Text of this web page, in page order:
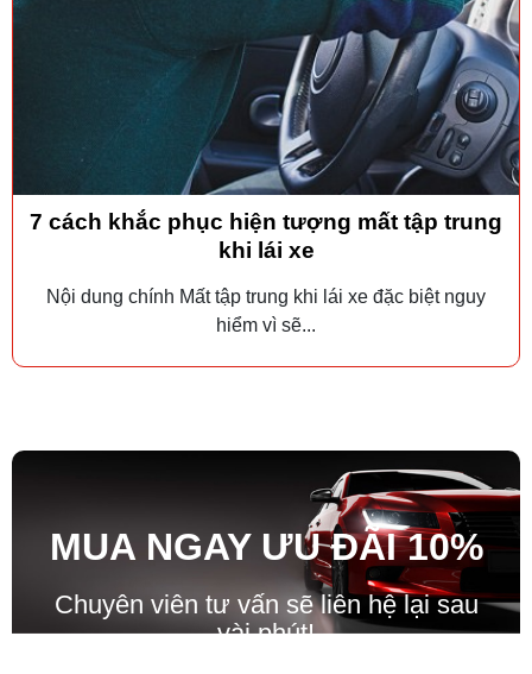
7 cách khắc phục hiện tượng mất tập trung
khi lái xe
Nội dung chính Mất tập trung khi lái xe đặc biệt nguy
hiểm vì sẽ...
MUA NGAY ƯU ĐÃI10%
Chuyên viên tư vấn sẽ liên hệ lại sau
vài phút!